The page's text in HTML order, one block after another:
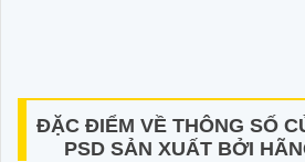
ĐẶC ĐIỂM VỀ THÔNG SỐ
PSD SẢN XUẤT BỞI